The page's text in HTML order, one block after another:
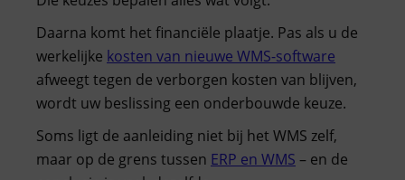
Daarna komt het financiële plaatje. Pas als u de
werkelijke kosten van nieuwe WMS-software
afweegt tegen de verborgen kosten van blijven,
wordt uw beslissing een onderbouwde keuze.
Soms ligt de aanleiding niet bij het WMS zelf,
maar op de grens tussen ERP en WMS – en de